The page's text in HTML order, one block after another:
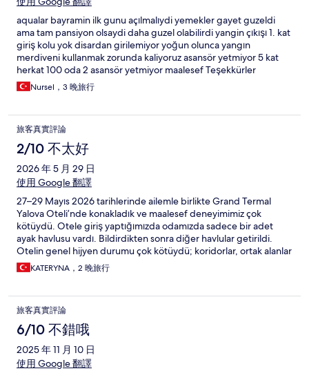
aqualar bayramin ilk gunu açılmalıydi yemekler gayet guzeldi
ama tam pansiyon olsaydi daha guzel olabilirdi yangin çıkışı 1. kat
giriş kolu yok disardan girilemiyor yoğun olunca yangın
merdiveni kullanmak zorunda kaliyoruz asansör yetmiyor 5 kat
herkat 100 oda 2 asansör yetmiyor maalesef Teşekkürler
Nursel，3 晚旅行
旅客真實評論
2/10 不太好
2026 年 5 月 29 日
使用 Google 翻譯
27–29 Mayıs 2026 tarihlerinde ailemle birlikte Grand Termal
Yalova Oteli’nde konakladık ve maalesef deneyimimiz çok
kötüydü. Otele giriş yaptığımızda odamızda sadece bir adet
ayak havlusu vardı. Bildirdikten sonra diğer havlular getirildi.
Otelin genel hijyen durumu çok kötüydü; koridorlar, ortak alanlar
ve çevre kirliydi. Odamızda banyoda küf vardı, balkon temiz
değildi ve yataklar ile yastıklar çok eski ve rahatsızdı. Açık
Sağlık Bakanlığı onayı bulunmuyor. Bu nedenle insanların havuzu
kendi sorumluluğunda kullandığı izlenimi oluşuyor. Otel internet
sitelerinde kendisini beş yıldızlı olarak tanıtıyor ancak hizmet
kalitesi bunun çok altında. Örneğin ütü hizmeti bile yoktu. Ayrıca
odamızdaki tuvalet kâğıdı bittikten sonra iki gün boyunca yenisi
getirilmedi. Yemekler ve organizasyon çok kötüydü. Akşam
KATERYNA，2 晚旅行
旅客真實評論
6/10 不錯哦
2025 年 11 月 10 日
使用 Google 翻譯